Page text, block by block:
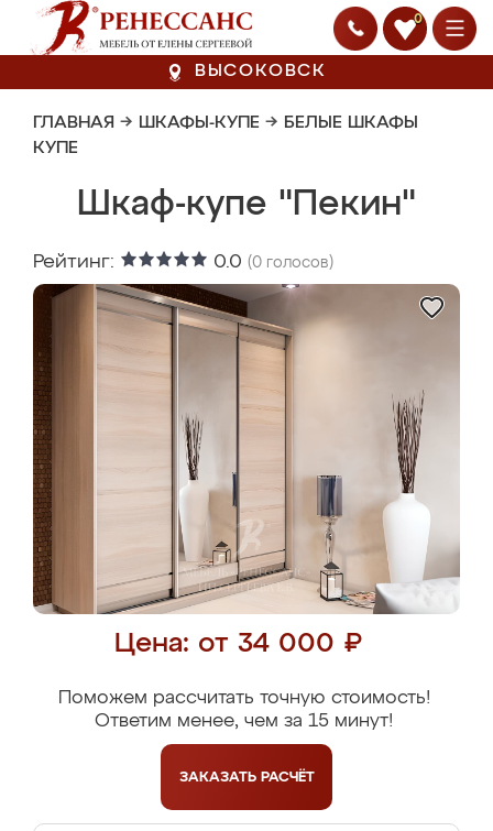
0
ВЫСОКОВСК
ГЛАВНАЯ → ШКАФЫ-КУПЕ → БЕЛЫЕ ШКАФЫ
КУПЕ
Шкаф-купе "Пекин"
Рейтинг: 0.0 (0 голосов)
Цена: от 34 000 ₽
Поможем рассчитать точную стоимость!
Ответим менее, чем за 15 минут!
ЗАКАЗАТЬ РАСЧЁТ